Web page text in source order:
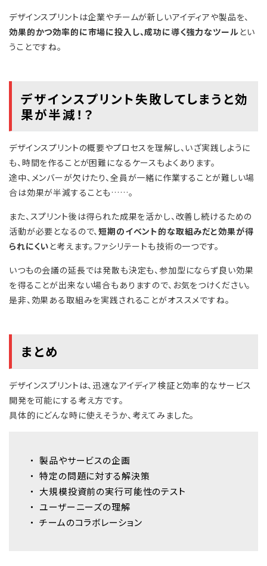
デザインスプリントは企業やチームが新しいアイディアや製品を、
効果的かつ効率的に市場に投入し、成功に導く強力なツールとい
うことですね。
デザインスプリント失敗してしまうと効
果が半減！？
デザインスプリントの概要やプロセスを理解し、いざ実践しように
も、時間を作ることが困難になるケースもよくあります。
途中、メンバーが欠けたり、全員が一緒に作業することが難しい場
合は効果が半減することも……。
また、スプリント後は得られた成果を活かし、改善し続けるための
活動が必要となるので、短期のイベント的な取組みだと効果が得
られにくいと考えます。ファシリテートも技術の一つです。
いつもの会議の延長では発散も決定も、参加型にならず良い効果
を得ることが出来ない場合もありますので、お気をつけください。
是非、効果ある取組みを実践されることがオススメですね。
まとめ
デザインスプリントは、迅速なアイディア検証と効率的なサービス
開発を可能にする考え方です。
具体的にどんな時に使えそうか、考えてみました。
製品やサービスの企画
特定の問題に対する解決策
大規模投資前の実行可能性のテスト
ユーザーニーズの理解
チームのコラボレーション